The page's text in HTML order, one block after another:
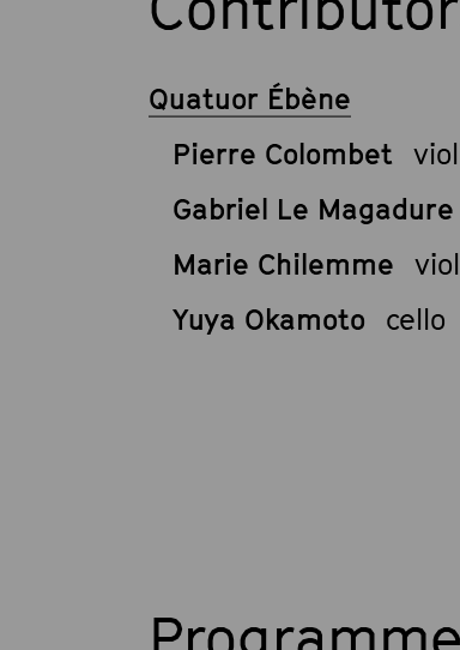
Quatuor Ébène
Pierre Colombet
Gabriel Le Magadure
Marie Chilemme
Yuya Okamoto
cello